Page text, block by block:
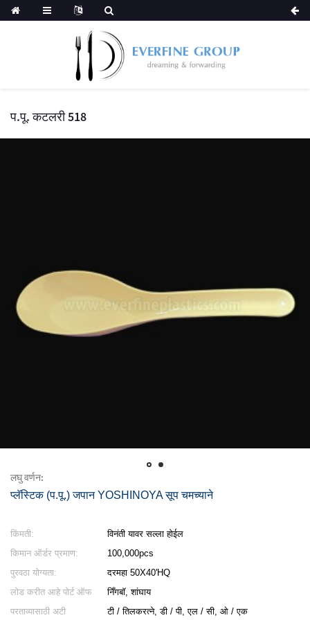
प.पू. कटलरी 518
लघु वर्णन:
प्लॅस्टिक (प.पू.) जपान YOSHINOYA सूप चमच्याने
किंमती:
विनंती यावर सल्ला होईल
किमान ऑर्डर प्रमाण:
100,000pcs
पुरवठा योग्यता:
दरमहा 50X40'HQ
लोड करीत आहे पोर्ट ऑफ
निँगबॉ, शांघाय
परताव्यासाठी अटी
टी / तिलकरत्ने, डी / पी, एल / सी, ओ / एक